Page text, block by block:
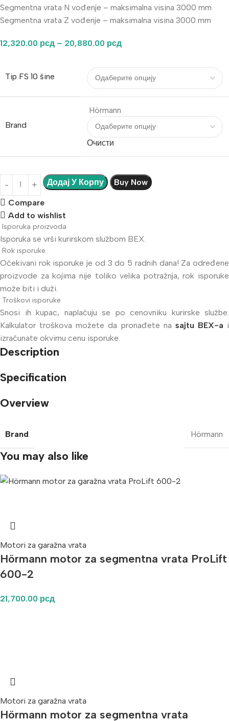
Segmentna vrata N vođenje – maksimalna visina 3000 mm
Segmentna vrata Z vođenje – maksimalna visina 3000 mm
12,320.00 рсд – 20,880.00 рсд
Tip FS 10 šine
Brand
Hörmann
Очисти
Додај У Корпу Buy Now
Compare
Add to wishlist
Isporuka proizvoda
Isporuka se vrši kurirskom službom BEX.
Rok isporuke
Očekivani rok isporuke je od 3 do 5 radnih dana! Za određene
proizvode za kojima nije toliko velika potražnja, rok isporuke
može biti i duži.
Troškovi isporuke
Snosi ih kupac, naplaćuju se po cenovniku kurirske službe.
Kalkulator troškova možete da pronađete na sajtu BEX-a i
izračunate okvirnu cenu isporuke.
Description
Specification
Overview
Brand Hörmann
You may also like
Motori za garažna vrata
Hörmann motor za segmentna vrata ProLift
600-2
21,700.00 рсд
Motori za garažna vrata
Hörmann motor za segmentna vrata